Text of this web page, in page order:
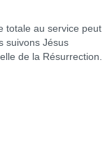
au service peut
suivons Jésus
de la Résurrection.